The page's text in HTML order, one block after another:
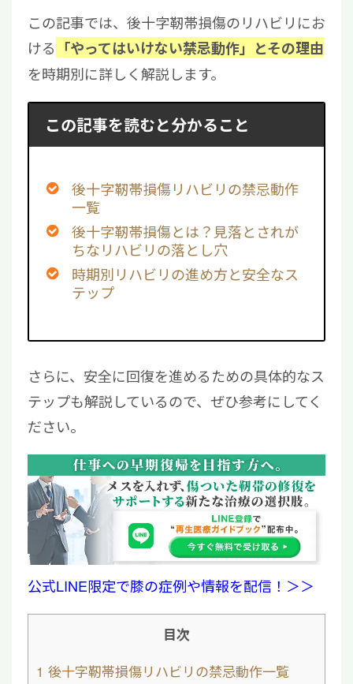
この記事では、後十字靭帯損傷のリハビリにお
ける 「やってはいけない禁忌動作」とその理由
を時期別に詳しく解説します。
この記事を読むと分かること
後十字靭帯損傷リハビリの禁忌動作
一覧
後十字靭帯損傷とは？見落とされが
ちなリハビリの落とし穴
時期別リハビリの進め方と安全なス
テップ
さらに、安全に回復を進めるための具体的なス
テップも解説しているので、ぜひ参考にしてく
ださい。
公式LINE限定で膝の症例や情報を配信！＞＞
目次
1 後十字靭帯損傷リハビリの禁忌動作一覧